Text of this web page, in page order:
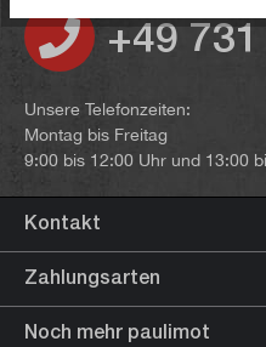
+49
Unsere Telefonzeiten:
Montag bis Freitag
9:00 bis 12:00 Uhr und 13:00
Kontakt
Zahlungsarten
Noch mehr paulimot